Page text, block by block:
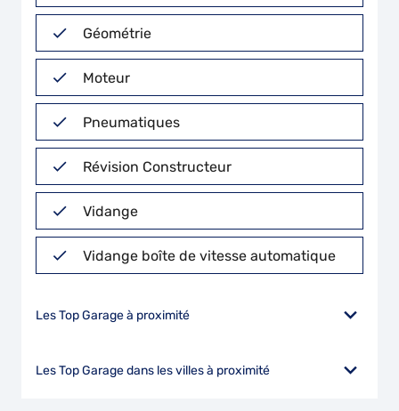
Géométrie
Moteur
Pneumatiques
Révision Constructeur
Vidange
Vidange boîte de vitesse automatique
Les Top Garage à proximité
Les Top Garage dans les villes à proximité